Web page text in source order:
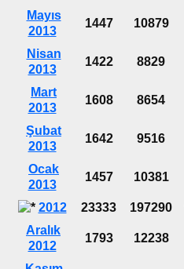
Mayıs
2013
1447 10879
Nisan
2013
1422 8829
Mart
2013
1608 8654
Şubat
2013
1642 9516
Ocak
2013
1457 10381
2012 23333 197290
Aralık
2012
1793 12238